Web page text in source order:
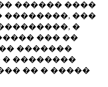
������ ����
��������, ���
�
��� ��
�������
��������
�� � �����